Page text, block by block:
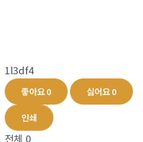
1l3df4
좋아요0 싫어요0
인쇄
전체 0